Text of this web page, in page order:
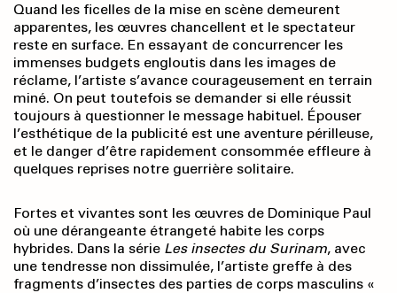
Quand les ficelles de la mise en scène demeurent
apparentes, les œuvres chancellent et le spectateur
reste en surface. En essayant de concurrencer les
immenses budgets engloutis dans les images de
réclame, l’artiste s’avance courageusement en terrain
miné. On peut toutefois se demander si elle réussit
toujours à questionner le message habituel. Épouser
l’esthétique de la publicité est une aventure périlleuse,
et le danger d’être rapidement consommée effleure à
quelques reprises notre guerrière solitaire.
Fortes et vivantes sont les œuvres de Dominique Paul
où une dérangeante étrangeté habite les corps
hybrides. Dans la série Les insectes du Surinam, avec
une tendresse non dissimulée, l’artiste greffe à des
fragments d’insectes des parties de corps masculins «